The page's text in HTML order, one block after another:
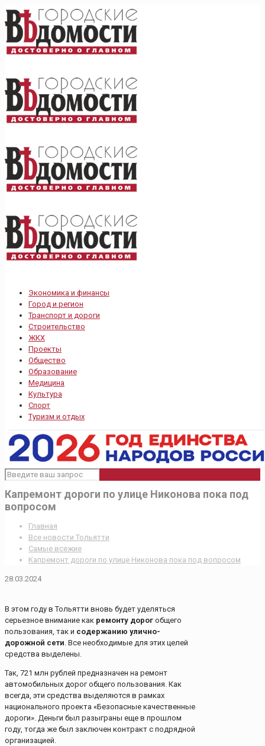
Экономика и финансы
Город и регион
Транспорт и дороги
Строительство
ЖКХ
Проекты
Общество
Образование
Медицина
Культура
Спорт
Туризм и отдых
Капремонт дороги по улице Никонова пока под
вопросом
Главная
Все новости Тольятти
Самые всежие
Капремонт дороги по улице Никонова пока под вопросом
28.03.2024
В этом году в Тольятти вновь будет уделяться
серьезное внимание как ремонту дорог общего
пользования, так и содержанию улично-
дорожной сети. Все необходимые для этих целей
средства выделены.
Так, 721 млн рублей предназначен на ремонт
автомобильных дорог общего пользования. Как
всегда, эти средства выделяются в рамках
национального проекта «Безопасные качественные
дороги». Деньги был разыграны еще в прошлом
году, тогда же был заключен контракт с подрядной
организацией.